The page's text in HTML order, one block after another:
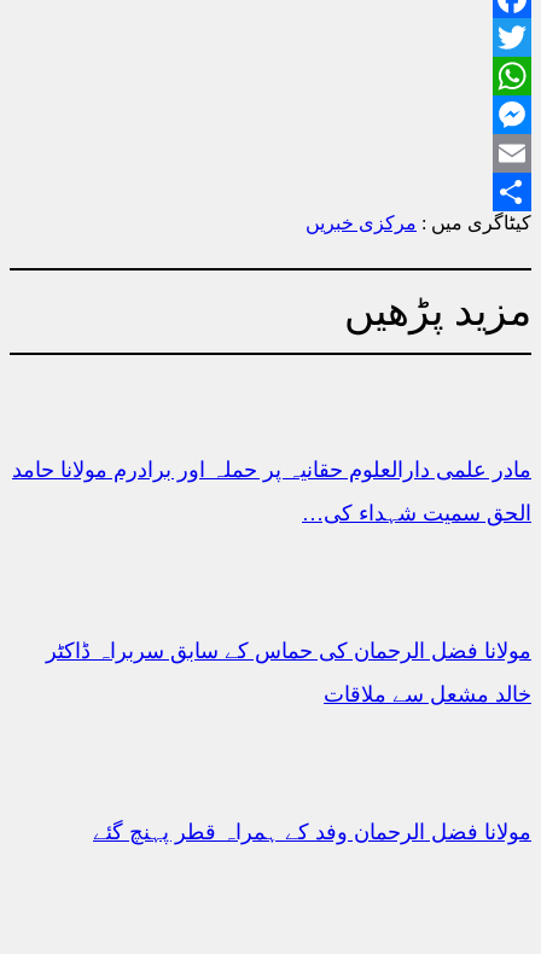
Facebook
Twitter
WhatsApp
Messenger
Email
Share
کیٹاگری میں : مرکزی خبریں
مزید پڑھیں
مادر علمی دارالعلوم حقانیہ پر حملہ اور برادرم مولانا حامد
الحق سمیت شہداء کی…
مولانا فضل الرحمان کی حماس کے سابق سربراہ ڈاکٹر
خالد مشعل سے ملاقات
مولانا فضل الرحمان وفد کے ہمراہ قطر پہنچ گئے